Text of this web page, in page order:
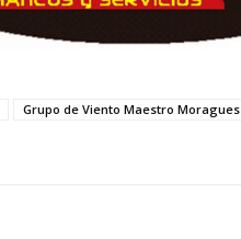
Grupo de Viento Maestro Moragues